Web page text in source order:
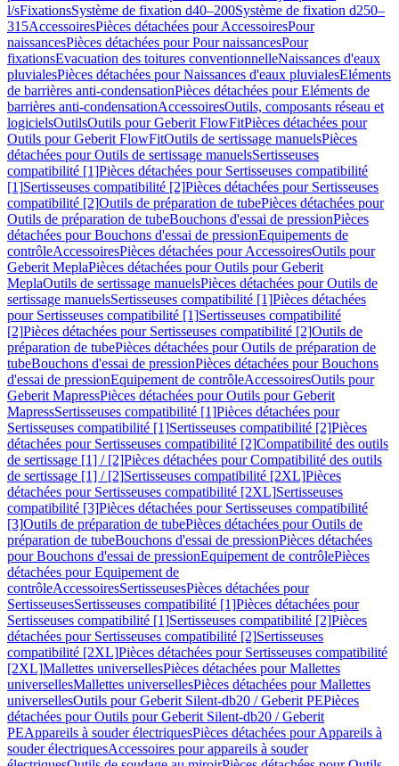
l/sFixationsSystème de fixation d40–200Système de fixation d250–
315AccessoiresPièces détachées pour AccessoiresPour
naissancesPièces détachées pour Pour naissancesPour
fixationsEvacuation des toitures conventionnelleNaissances d'eaux
pluvialesPièces détachées pour Naissances d'eaux pluvialesEléments
de barrières anti-condensationPièces détachées pour Eléments de
barrières anti-condensationAccessoiresOutils, composants réseau et
logicielsOutilsOutils pour Geberit FlowFitPièces détachées pour
Outils pour Geberit FlowFitOutils de sertissage manuelsPièces
détachées pour Outils de sertissage manuelsSertisseuses
compatibilité [1]Pièces détachées pour Sertisseuses compatibilité
[1]Sertisseuses compatibilité [2]Pièces détachées pour Sertisseuses
compatibilité [2]Outils de préparation de tubePièces détachées pour
Outils de préparation de tubeBouchons d'essai de pressionPièces
détachées pour Bouchons d'essai de pressionEquipements de
contrôleAccessoiresPièces détachées pour AccessoiresOutils pour
Geberit MeplaPièces détachées pour Outils pour Geberit
MeplaOutils de sertissage manuelsPièces détachées pour Outils de
sertissage manuelsSertisseuses compatibilité [1]Pièces détachées
pour Sertisseuses compatibilité [1]Sertisseuses compatibilité
[2]Pièces détachées pour Sertisseuses compatibilité [2]Outils de
préparation de tubePièces détachées pour Outils de préparation de
tubeBouchons d'essai de pressionPièces détachées pour Bouchons
d'essai de pressionEquipement de contrôleAccessoiresOutils pour
Geberit MapressPièces détachées pour Outils pour Geberit
MapressSertisseuses compatibilité [1]Pièces détachées pour
Sertisseuses compatibilité [1]Sertisseuses compatibilité [2]Pièces
détachées pour Sertisseuses compatibilité [2]Compatibilité des outils
de sertissage [1] / [2]Pièces détachées pour Compatibilité des outils
de sertissage [1] / [2]Sertisseuses compatibilité [2XL]Pièces
détachées pour Sertisseuses compatibilité [2XL]Sertisseuses
compatibilité [3]Pièces détachées pour Sertisseuses compatibilité
[3]Outils de préparation de tubePièces détachées pour Outils de
préparation de tubeBouchons d'essai de pressionPièces détachées
pour Bouchons d'essai de pressionEquipement de contrôlePièces
détachées pour Equipement de
contrôleAccessoiresSertisseusesPièces détachées pour
SertisseusesSertisseuses compatibilité [1]Pièces détachées pour
Sertisseuses compatibilité [1]Sertisseuses compatibilité [2]Pièces
détachées pour Sertisseuses compatibilité [2]Sertisseuses
compatibilité [2XL]Pièces détachées pour Sertisseuses compatibilité
[2XL]Mallettes universellesPièces détachées pour Mallettes
universellesMallettes universellesPièces détachées pour Mallettes
universellesOutils pour Geberit Silent-db20 / Geberit PEPièces
détachées pour Outils pour Geberit Silent-db20 / Geberit
PEAppareils à souder électriquesPièces détachées pour Appareils à
souder électriquesAccessoires pour appareils à souder